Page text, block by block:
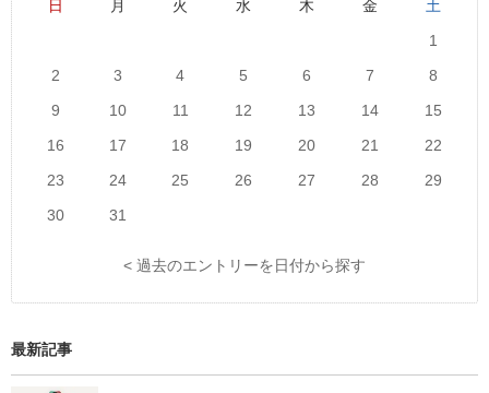
日 月 火 水 木 金
土
1
2
3 4 5 6 7
8
9
10 11 12 13 14
15
16
17 18 19 20 21
22
23
24 25 26 27 28
29
30
31
< 過去のエントリーを日付から探す
最新記事